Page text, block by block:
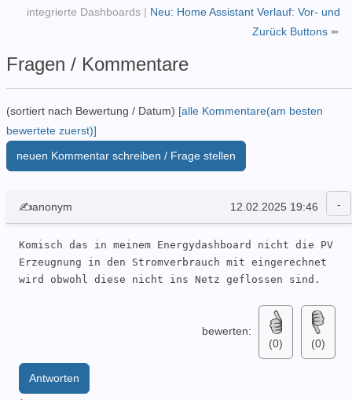
integrierte Dashboards | Neu: Home Assistant Verlauf: Vor- und
Zurück Buttons ➨
Fragen / Kommentare
(sortiert nach Bewertung / Datum) [alle Kommentare(am besten
bewertete zuerst)]
neuen Kommentar schreiben / Frage stellen
✍anonym 12.02.2025 19:46
Komisch das in meinem Energydashboard nicht die PV
Erzeugnung in den Stromverbrauch mit eingerechnet
wird obwohl diese nicht ins Netz geflossen sind.
bewerten:
(0)
(0)
Antworten